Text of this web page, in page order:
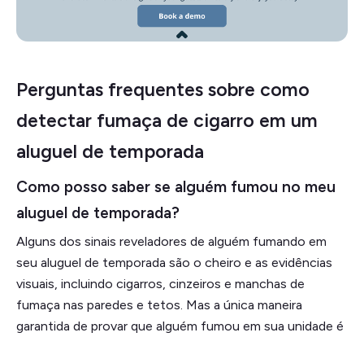
Perguntas frequentes sobre como
detectar fumaça de cigarro em um
aluguel de temporada
Como posso saber se alguém fumou no meu
aluguel de temporada?
Alguns dos sinais reveladores de alguém fumando em
seu aluguel de temporada são o cheiro e as evidências
visuais, incluindo cigarros, cinzeiros e manchas de
fumaça nas paredes e tetos. Mas a única maneira
garantida de provar que alguém fumou em sua unidade é